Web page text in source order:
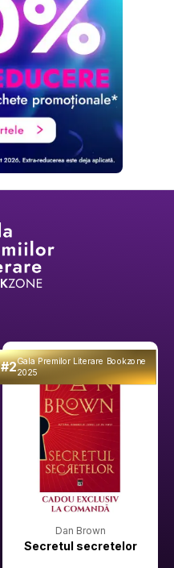
#2Gala Premilor Literare Bookzone
2025
Dan Brown
Secretul secretelor